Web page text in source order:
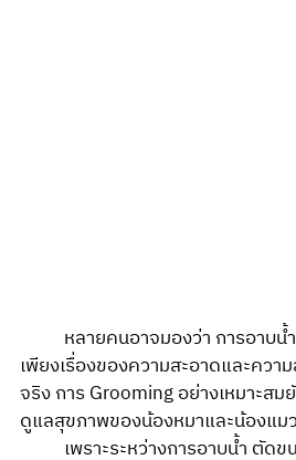
เพียงเรื่องของความสะอาดและควา
จริง การ Grooming อย่างเหมาะส
ดูแลสุขภาพของน้องหมาและน้องแม